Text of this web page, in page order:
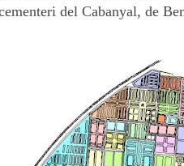
del Cabanyal, de